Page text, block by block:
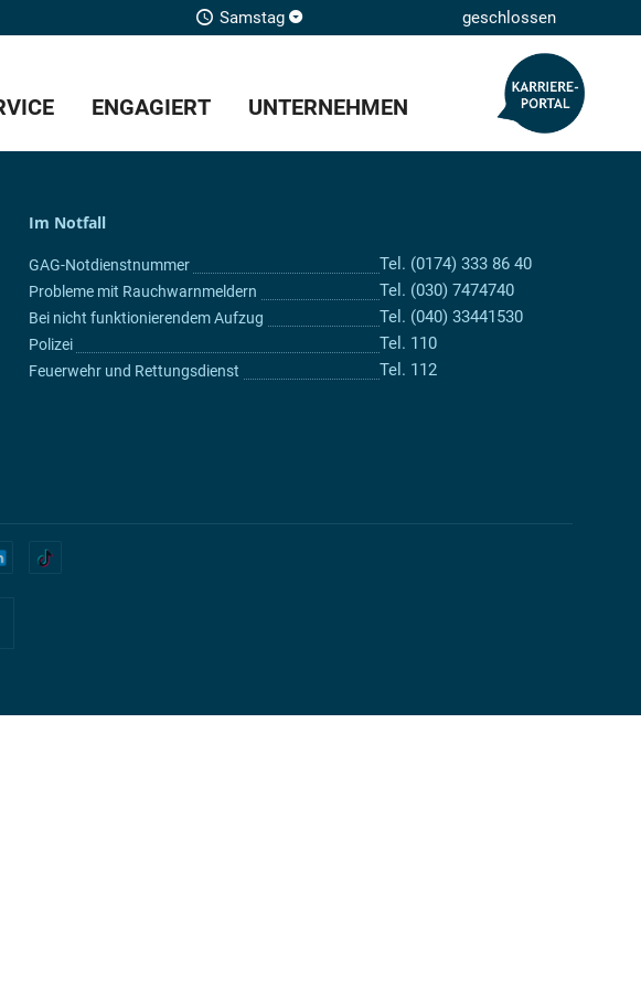
Samstag geschlossen
ENGAGIERT UNTERNEHMEN
Im Notfall
GAG-Notdienstnummer Tel. (0174) 333 86 40
Probleme mit Rauchwarnmeldern Tel. (030) 7474740
Bei nicht funktionierendem Aufzug Tel. (040) 33441530
Polizei Tel. 110
Feuerwehr und Rettungsdienst Tel. 112